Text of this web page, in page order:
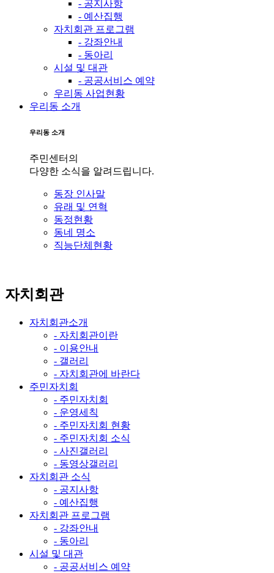
- 공지사항
- 예산집행
자치회관 프로그램
- 강좌안내
- 동아리
시설 및 대관
- 공공서비스 예약
우리동 사업현황
우리동 소개
우리동 소개
주민센터의
다양한 소식을 알려드립니다.
동장 인사말
유래 및 연혁
동정현황
동네 명소
직능단체현황
자치회관
자치회관소개
- 자치회관이란
- 이용안내
- 갤러리
- 자치회관에 바란다
주민자치회
- 주민자치회
- 운영세칙
- 주민자치회 현황
- 주민자치회 소식
- 사진갤러리
- 동영상갤러리
자치회관 소식
- 공지사항
- 예산집행
자치회관 프로그램
- 강좌안내
- 동아리
시설 및 대관
- 공공서비스 예약